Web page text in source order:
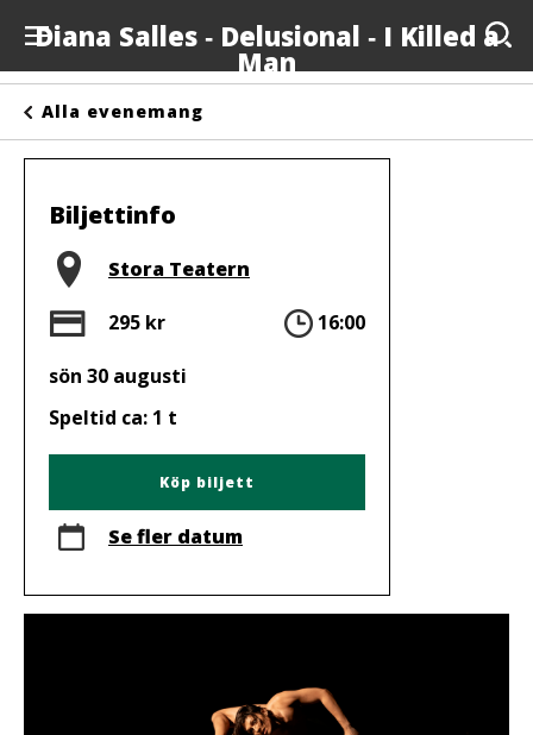
Diana Salles ‐ Delusional ‐ I Killed a
Man
Anslagstavlan
Arrangörer
Kontakta oss
Om oss
Alla evenemang
Biljettinfo
Plats
Stora Teatern
Pris
295 kr Tid
16:00
sön 30 augusti
Speltid ca: 1 t
Köp biljett
Se fler datum